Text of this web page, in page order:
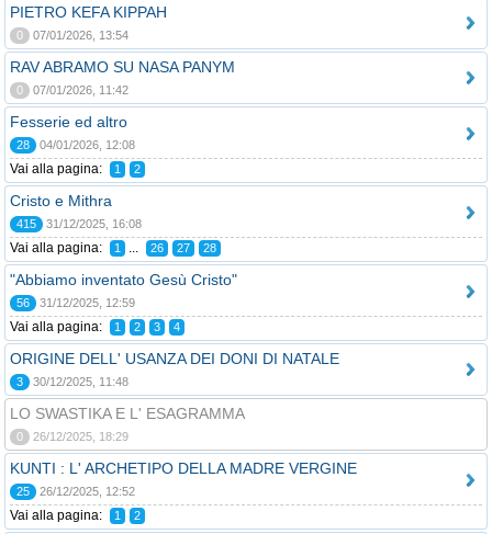
PIETRO KEFA KIPPAH
0 07/01/2026, 13:54
RAV ABRAMO SU NASA PANYM
0 07/01/2026, 11:42
Fesserie ed altro
28 04/01/2026, 12:08
Vai alla pagina: 1 2
Cristo e Mithra
415 31/12/2025, 16:08
Vai alla pagina: 1 ... 26 27 28
"Abbiamo inventato Gesù Cristo"
56 31/12/2025, 12:59
Vai alla pagina: 1 2 3 4
ORIGINE DELL' USANZA DEI DONI DI NATALE
3 30/12/2025, 11:48
LO SWASTIKA E L' ESAGRAMMA
0 26/12/2025, 18:29
KUNTI : L' ARCHETIPO DELLA MADRE VERGINE
25 26/12/2025, 12:52
Vai alla pagina: 1 2